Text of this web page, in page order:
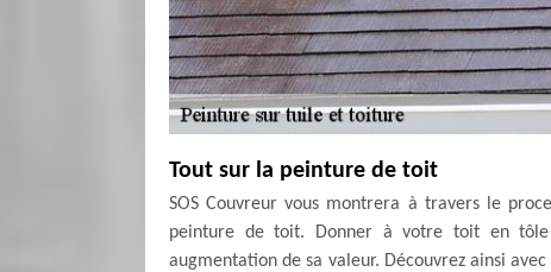
Tout sur la peinture de toit
SOS Couvreur vous montrera à travers le
peinture de toit. Donner à votre toit en
augmentation de sa valeur. Découvrez ainsi